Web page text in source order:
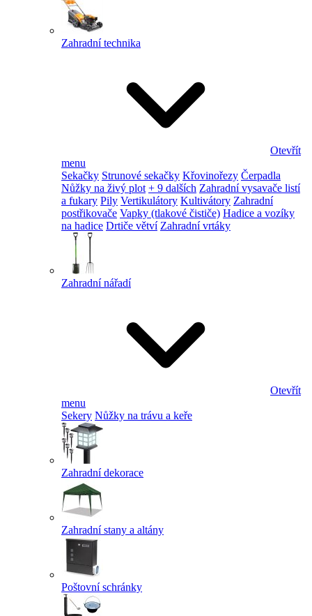
Zahradní technika
Otevřít
menu
Sekačky Strunové sekačky Křovinořezy Čerpadla
Nůžky na živý plot + 9 dalších Zahradní vysavače listí
a fukary Pily Vertikulátory Kultivátory Zahradní
postřikovače Vapky (tlakové čističe) Hadice a vozíky
na hadice Drtiče větví Zahradní vrtáky
Zahradní nářadí
Otevřít
menu
Sekery Nůžky na trávu a keře
Zahradní dekorace
Zahradní stany a altány
Poštovní schránky